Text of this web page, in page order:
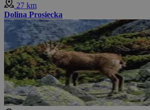
27 km
Dolina Prosiecka